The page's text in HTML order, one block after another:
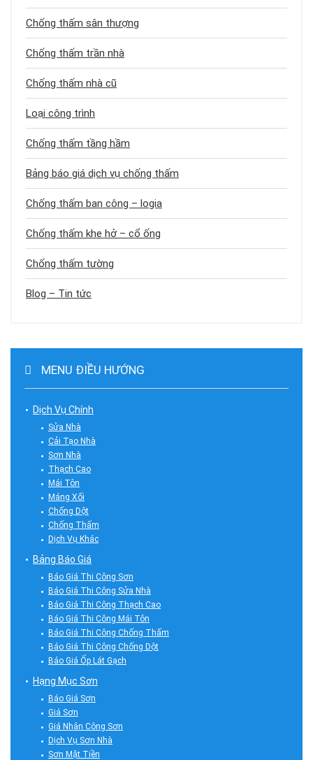
Chống thấm sân thượng
Chống thấm trần nhà
Chống thấm nhà cũ
Loại công trình
Chống thấm tầng hầm
Bảng báo giá dịch vụ chống thấm
Chống thấm ban công – logia
Chống thấm khe hở – cổ ống
Chống thấm tường
Blog – Tin tức
MENU ĐIỀU HƯỚNG
Dịch Vụ Chính
Sửa Nhà
Cải Tạo Nhà
Sơn Nhà
Thạch Cao
Mái Tôn
Máng Xối
Chống Dột
Chống Thấm
Dịch Vụ Khác
Bảng Báo Giá
Báo Giá Thi Công Sơn
Báo Giá Thi Công Sửa Nhà
Báo Giá Thi Công Thạch Cao
Báo Giá Thi Công Mái Tôn
Báo Giá Thi Công Chống Thấm
Báo Giá Thi Công Chống Dột
Báo Giá Ốp Lát Gạch
Hạng Mục Sơn
Báo Giá Sơn
Giá Sơn
Giá Nhân Công Sơn
Dịch Vụ Sơn Nhà
Sơn Mặt Tiền